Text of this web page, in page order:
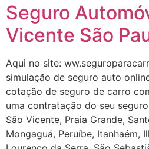
Seguro
Vicente São
Aqui no site:
simulação de seguro auto
cotação de seguro de carro
uma contratação do seu
São Vicente, Praia Grande,
Mongaguá, Peruíbe, Itanhaém,